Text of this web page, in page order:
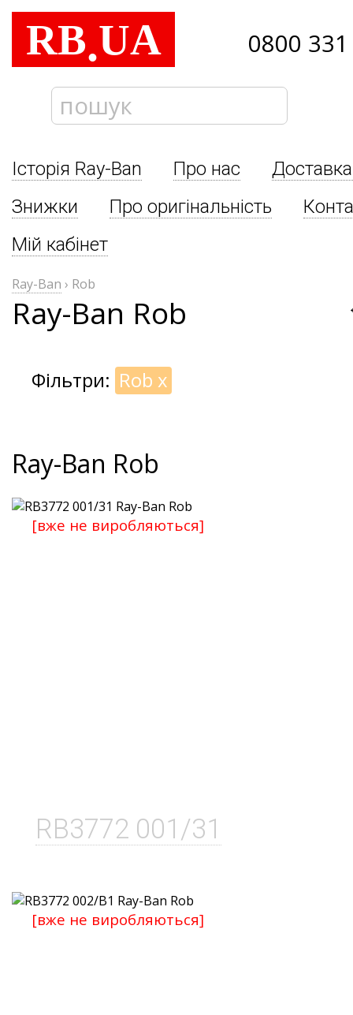
RB.UA 0800
Історія Ray-Ban Про нас
Знижки
Про оригінальність
Мій кабінет
Ray-Ban › Rob
Ray-Ban Rob
Фільтри: Rob x
Ray-Ban Rob
RB3772 001/31
[вже не виробляються]
[вже не виробляються]